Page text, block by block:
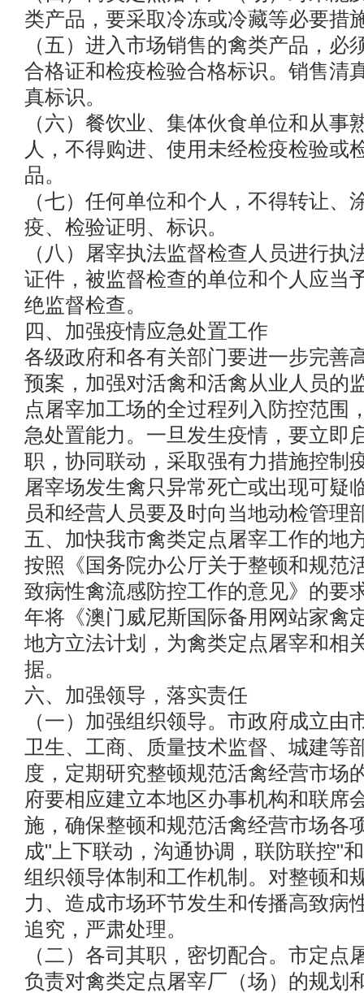
类产品，要采取冷冻或冷藏等必要措
（五）进入市场销售的禽类产品，必
合格证和检疫检验合格标识。销售清
真标识。
（六）餐饮业、集体伙食单位和从事
人，不得购进、使用未经检疫检验或
品。
（七）任何单位和个人，不得转让、
疫、检验证明、标识。
（八）屠宰执法监督检查人员进行执
证件，被监督检查的单位和个人应当
绝监督检查。
四、加强疫情应急处置工作
各级政府和各有关部门要进一步完善
预案，加强对活禽和活禽从业人员的
点屠宰加工场的全过程列入防控范围
急处置能力。一旦发生疫情，要立即
职，协同联动，采取强有力措施控制
屠宰场发生禽只异常死亡或出现可疑
员和经营人员要及时向当地动检管理
五、加快我市禽类定点屠宰工作的地
按照《国务院办公厅关于整顿和规范
致病性禽流感防控工作的意见》的要
年将《澳门威尼斯国际备用网站家禽
地方立法计划，为禽类定点屠宰和相
据。
六、加强领导，落实责任
（一）加强组织领导。市政府成立由
卫生、工商、质量技术监督、城建等
度，定期研究整顿规范活禽经营市场
府要相应建立本地区办事机构和联席
施，确保整顿和规范活禽经营市场各
成"上下联动，沟通协调，联防联控"
组织领导体制和工作机制。对整顿和
力、造成市场环节发生和传播高致病
追究，严肃处理。
（二）各司其职，密切配合。市定点
负责对禽类定点屠宰厂（场）的规划